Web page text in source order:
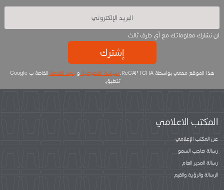
لن نشارك معلوماتك مع أي طرف ثالث
إشترك
هذا الموقع محمي بواسطة ReCAPTCHA. سياسة الخصوصية وبنود الخدمة
الخاصة ب Google
تتطبق.
المكتب الاعلامي
عن المكتب الإعلامي
رسالة صاحب السمو
رسالة المدير العام
الرسالة والرؤية والقيم